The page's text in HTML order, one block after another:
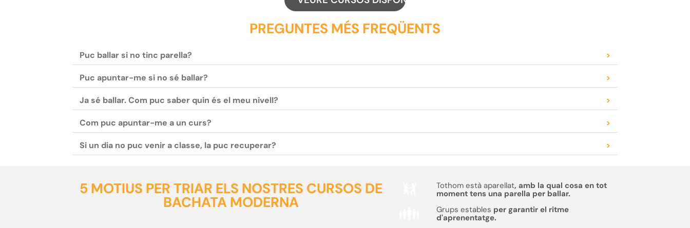
PREGUNTES MÉS FREQÜENTS
Puc ballar si no tinc parella? >
Puc apuntar-me si no sé ballar? >
Ja sé ballar. Com puc saber quin és el meu nivell? >
Com puc apuntar-me a un curs? >
Si un dia no puc venir a classe, la puc recuperar? >
5 MOTIUS PER TRIAR ELS NOSTRES CURSOS DE
BACHATA MODERNA
Tothom està aparellat, amb la qual cosa en tot
moment tens una parella per ballar.
Grups estables per garantir el ritme
d'aprenentatge.